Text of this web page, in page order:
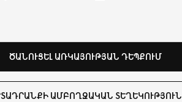
ԾԱՆՈՒՑԵԼ ԱՌԿԱՅՈՒԹՅԱՆ ԴԵՊՔՈՒՄ
ԱՄԲՈՂՋԱԿԱՆ ՏԵՂԵԿՈՒԹՅՈՒՆ